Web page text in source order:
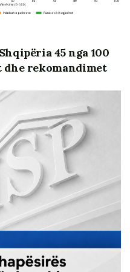
dhe numrit të të
përkundrazi. PS
PD në aspektin e
shifrat e ofruara
45 nga 100
dhe rekomandimet